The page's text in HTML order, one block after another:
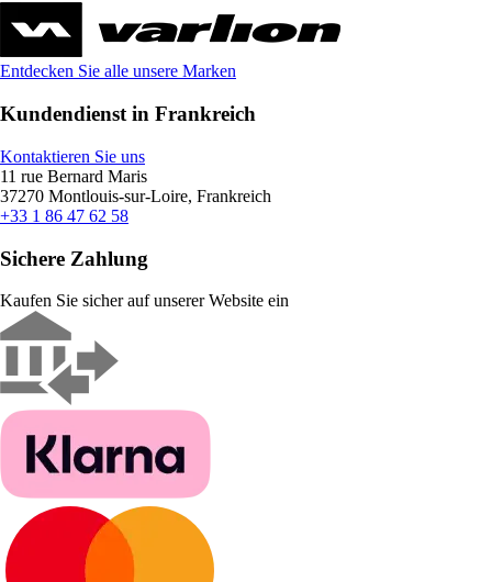
Entdecken Sie alle unsere Marken
Kundendienst in Frankreich
Kontaktieren Sie uns
11 rue Bernard Maris
37270 Montlouis-sur-Loire, Frankreich
+33 1 86 47 62 58
Sichere Zahlung
Kaufen Sie sicher auf unserer Website ein